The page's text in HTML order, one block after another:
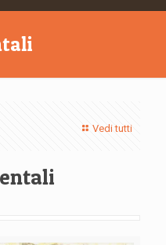
Vedi tutti